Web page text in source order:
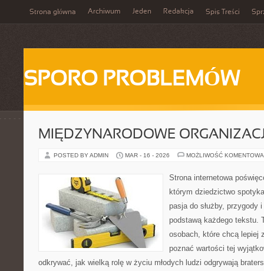
Strona główna Archiwum Jeden Redakcja Spis Treści
SPORO PROBLEMÓW
MIĘDZYNARODOWE
POSTED BY ADMIN MAR - 16 - 2026 MOŻLIWOŚĆ
Strona internetowa
którym dziedzictwo
pasja do służby, przygody
podstawą każdego tekstu.
osobach, które chcą lepiej
poznać wartości tej
odkrywać, jak wielką rolę w życiu młodych ludzi odgrywają